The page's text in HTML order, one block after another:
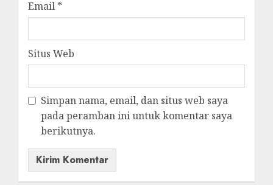
Email *
Situs Web
Simpan nama, email, dan situs web saya
pada peramban ini untuk komentar saya
berikutnya.